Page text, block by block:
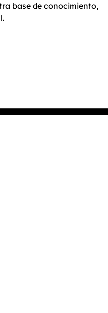
base de conocimiento,